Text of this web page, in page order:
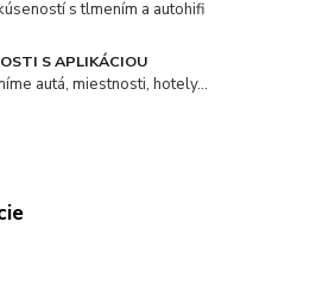
s tlmením a autohifi
S APLIKÁCIOU
autá, miestnosti, hotely...